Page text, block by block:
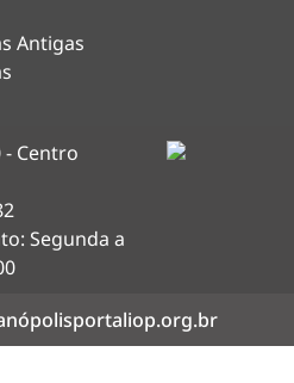
Antigas
- Centro
Segunda a
portaliop.org.br